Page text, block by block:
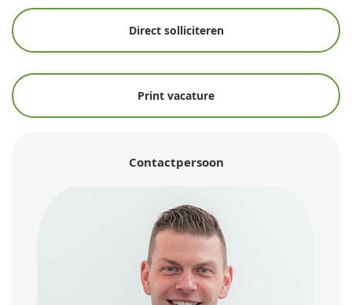
Direct solliciteren
Print vacature
Contactpersoon